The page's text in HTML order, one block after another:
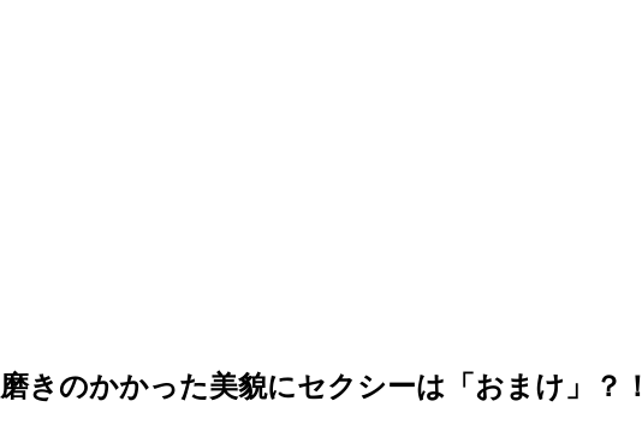
きのかかった美貌にセクシーは「おまけ」？！